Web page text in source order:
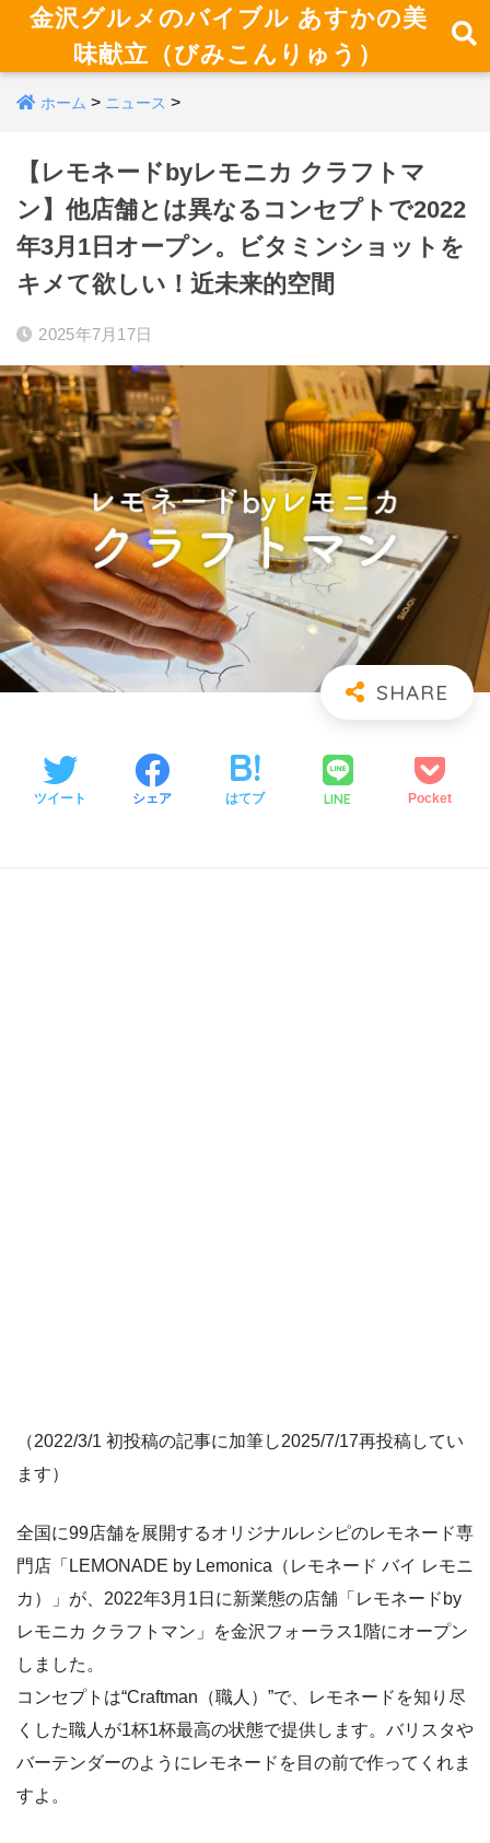
金沢グルメのバイブル あすかの美
味献立（びみこんりゅう）
ホーム > ニュース >
【レモネードbyレモニカ クラフトマ
ン】他店舗とは異なるコンセプトで2022
年3月1日オープン。ビタミンショットを
キメて欲しい！近未来的空間
2025年7月17日
ツイート シェア はてブ LINE Pocket
（2022/3/1 初投稿の記事に加筆し2025/7/17再投稿してい
ます）
全国に99店舗を展開するオリジナルレシピのレモネード専
門店「LEMONADE by Lemonica（レモネード バイ レモニ
カ）」が、2022年3月1日に新業態の店舗「レモネードby
レモニカ クラフトマン」を金沢フォーラス1階にオープン
しました。
コンセプトは“Craftman（職人）”で、レモネードを知り尽
くした職人が1杯1杯最高の状態で提供します。バリスタや
バーテンダーのようにレモネードを目の前で作ってくれま
すよ。